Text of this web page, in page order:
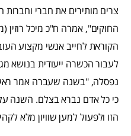
צרים מותירים את חברי
החוקים", אמרה ח"כ מיכל
הקוראת לחייב אנשי מקצוע
לעבור הכשרה ייעודית בנושא
נפסלה, "בשנה שעברה אמר
כי כל אדם נברא בצלם. השנה
הזו ולפעול למען שוויון מלא